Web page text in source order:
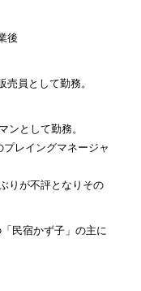
後
員として勤務。
として勤務。
レイングマネージャ
りが不評となりその
民宿かず子」の主に